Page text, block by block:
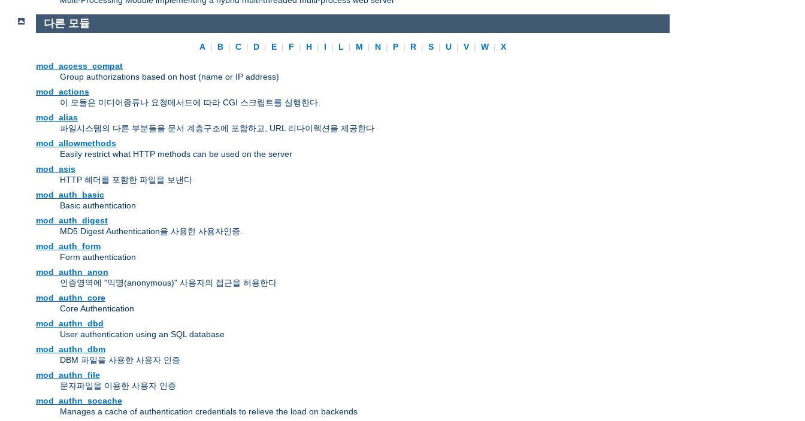
다른 모듈
A | B | C | D | E | F | H | I | L | M | N | P | R | S | U | V | W |
X
mod_access_compat
Group authorizations based on host (name or IP address)
mod_actions
이 모듈은 미디어종류나 요청메서드에 따라 CGI 스크립트를 실행한다.
mod_alias
파일시스템의 다른 부분들을 문서 계층구조에 포함하고, URL 리다이렉션을 제공한다
mod_allowmethods
Easily restrict what HTTP methods can be used on the server
mod_asis
HTTP 헤더를 포함한 파일을 보낸다
mod_auth_basic
Basic authentication
mod_auth_digest
MD5 Digest Authentication을 사용한 사용자인증.
mod_auth_form
Form authentication
mod_authn_anon
인증영역에 "익명(anonymous)" 사용자의 접근을 허용한다
mod_authn_core
Core Authentication
mod_authn_dbd
User authentication using an SQL database
mod_authn_dbm
DBM 파일을 사용한 사용자 인증
mod_authn_file
문자파일을 이용한 사용자 인증
mod_authn_socache
Manages a cache of authentication credentials to relieve the load on backends